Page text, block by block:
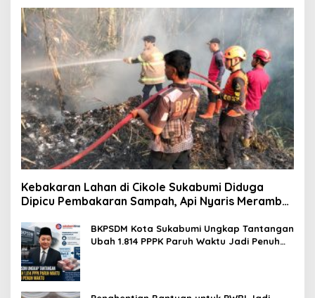
Kebakaran Lahan di Cikole Sukabumi Diduga
Dipicu Pembakaran Sampah, Api Nyaris Merambat
BKPSDM Kota Sukabumi Ungkap Tantangan
Ubah 1.814 PPPK Paruh Waktu Jadi Penuh